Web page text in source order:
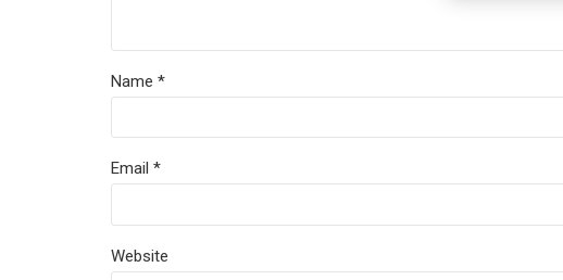
Name *
Email *
Website